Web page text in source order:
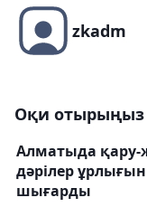
zkadm
Оқи отырыңыз
Алматыда қару-
дәрілер
шығарды